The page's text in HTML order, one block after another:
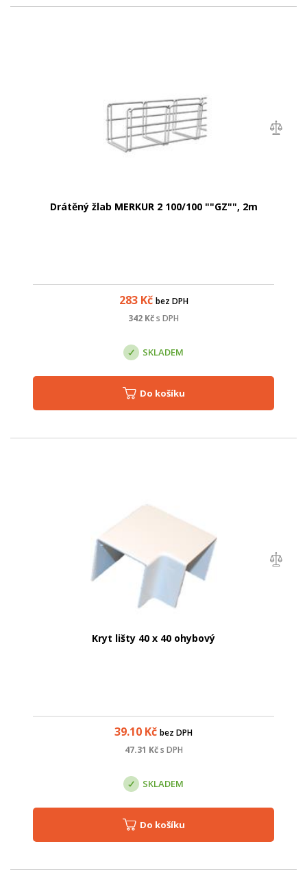
Drátěný žlab MERKUR 2 100/100 ""GZ"", 2m
283Kč bez DPH
342 Kčs DPH
SKLADEM
Do košíku
Kryt lišty 40 x 40 ohybový
39.10 Kč bez DPH
47.31 Kč s DPH
SKLADEM
Do košíku